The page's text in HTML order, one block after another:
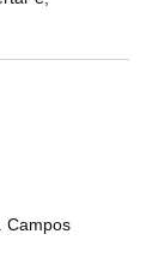
Campos